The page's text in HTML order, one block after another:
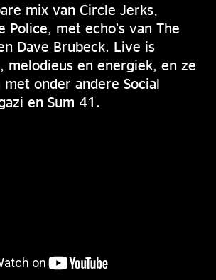
mix van Circle Jerks,
Police, met echo’s van The
Dave Brubeck. Live is
melodieus en energiek, en ze
met onder andere Social
en Sum 41.